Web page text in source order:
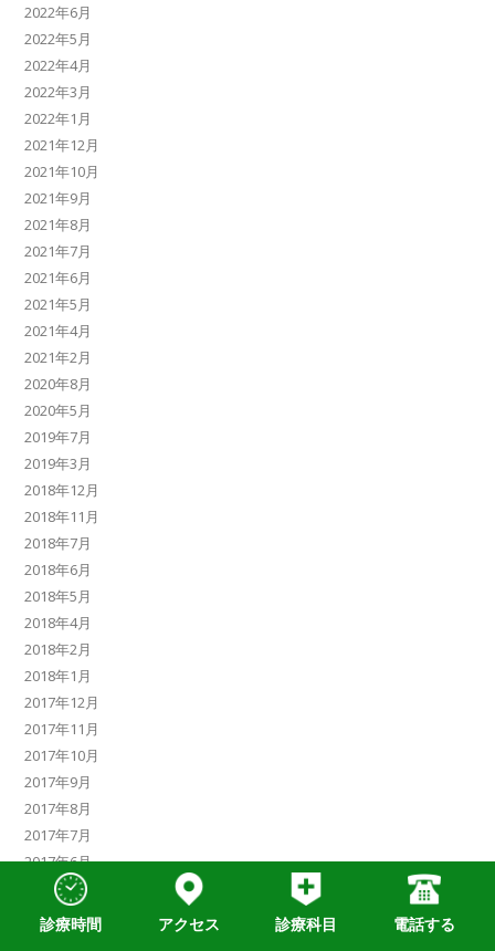
2022年6月
2022年5月
2022年4月
2022年3月
2022年1月
2021年12月
2021年10月
2021年9月
2021年8月
2021年7月
2021年6月
2021年5月
2021年4月
2021年2月
2020年8月
2020年5月
2019年7月
2019年3月
2018年12月
2018年11月
2018年7月
2018年6月
2018年5月
2018年4月
2018年2月
2018年1月
2017年12月
2017年11月
2017年10月
2017年9月
2017年8月
2017年7月
2017年6月
2017年5月
2017年3月
診療時間 アクセス 診療科目 電話する